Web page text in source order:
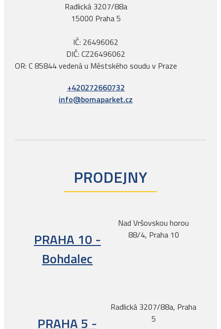
Radlická 3207/88a
15000 Praha 5
IČ: 26496062
DIČ: CZ26496062
OR: C 85844 vedená u Městského soudu v Praze
+420272660732
info@bomaparket.cz
PRODEJNY
PRAHA 10 -
Bohdalec
Nad Vršovskou horou
88/4, Praha 10
PRAHA 5 -
Radlická 3207/88a, Praha
5